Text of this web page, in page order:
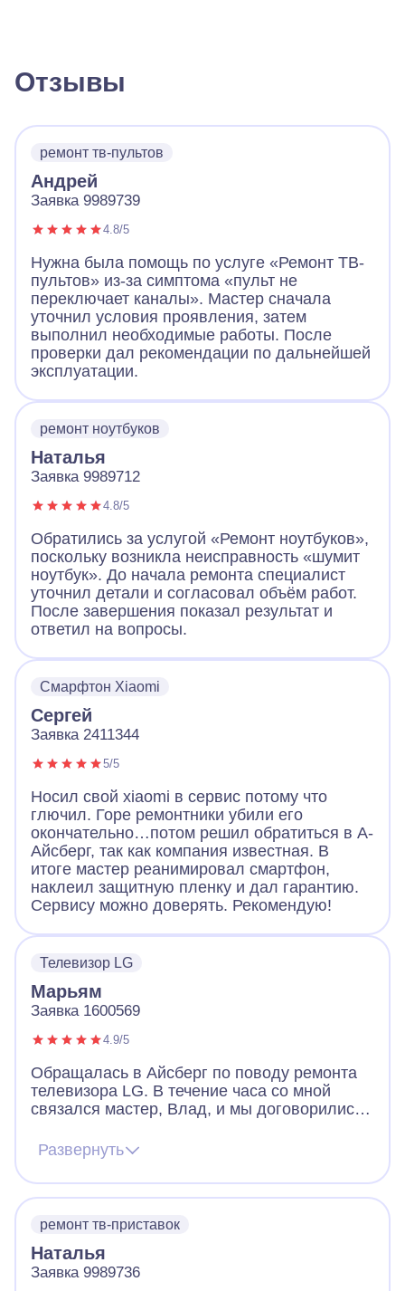
Отзывы
ремонт тв-пультов
Андрей
Заявка 9989739
4.8/5
Нужна была помощь по услуге «Ремонт ТВ-
пультов» из-за симптома «пульт не
переключает каналы». Мастер сначала
уточнил условия проявления, затем
выполнил необходимые работы. После
проверки дал рекомендации по дальнейшей
эксплуатации.
ремонт ноутбуков
Наталья
Заявка 9989712
4.8/5
Обратились за услугой «Ремонт ноутбуков»,
поскольку возникла неисправность «шумит
ноутбук». До начала ремонта специалист
уточнил детали и согласовал объём работ.
После завершения показал результат и
ответил на вопросы.
Смарфтон Xiaomi
Сергей
Заявка 2411344
5/5
Носил свой xiaomi в сервис потому что
глючил. Горе ремонтники убили его
окончательно…потом решил обратиться в А-
Айсберг, так как компания известная. В
итоге мастер реанимировал смартфон,
наклеил защитную пленку и дал гарантию.
Сервису можно доверять. Рекомендую!
Телевизор LG
Марьям
Заявка 1600569
4.9/5
Обращалась в Айсберг по поводу ремонта
телевизора LG. В течение часа со мной
связался мастер, Влад, и мы договорились
квитанцию на диагностику и услугу доставки
ТВ в сервис и увез наш LG. В оговоренный
день Влад связался со мной, привез и
установил ТВ. Все отлично работает,
исчезли даже те "глазки", которые
появлялись на экране от выгорания
светодиодов.
Развернуть
ремонт тв-приставок
Наталья
Заявка 9989736